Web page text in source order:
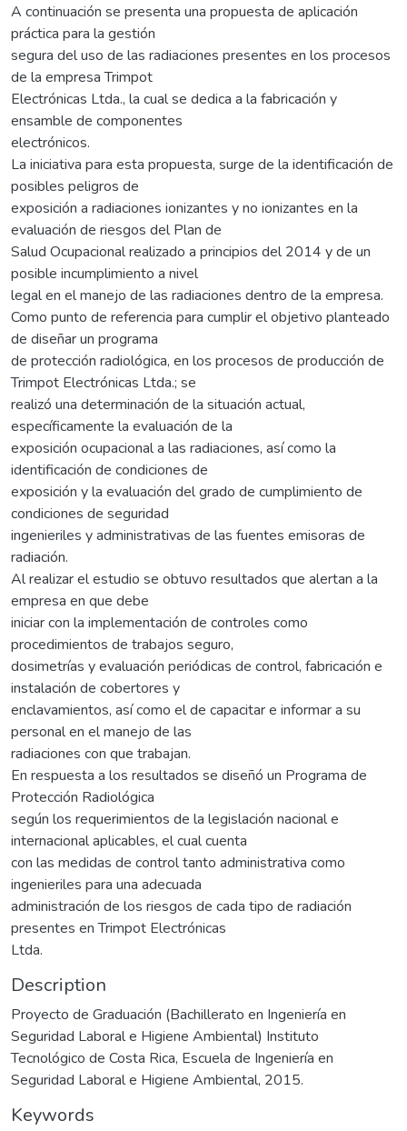
A continuación se presenta una propuesta de aplicación
práctica para la gestión
segura del uso de las radiaciones presentes en los procesos
de la empresa Trimpot
Electrónicas Ltda., la cual se dedica a la fabricación y
ensamble de componentes
electrónicos.
La iniciativa para esta propuesta, surge de la identificación de
posibles peligros de
exposición a radiaciones ionizantes y no ionizantes en la
evaluación de riesgos del Plan de
Salud Ocupacional realizado a principios del 2014 y de un
posible incumplimiento a nivel
legal en el manejo de las radiaciones dentro de la empresa.
Como punto de referencia para cumplir el objetivo planteado
de diseñar un programa
de protección radiológica, en los procesos de producción de
Trimpot Electrónicas Ltda.; se
realizó una determinación de la situación actual,
específicamente la evaluación de la
exposición ocupacional a las radiaciones, así como la
identificación de condiciones de
exposición y la evaluación del grado de cumplimiento de
condiciones de seguridad
ingenieriles y administrativas de las fuentes emisoras de
radiación.
Al realizar el estudio se obtuvo resultados que alertan a la
empresa en que debe
iniciar con la implementación de controles como
procedimientos de trabajos seguro,
dosimetrías y evaluación periódicas de control, fabricación e
instalación de cobertores y
enclavamientos, así como el de capacitar e informar a su
personal en el manejo de las
radiaciones con que trabajan.
En respuesta a los resultados se diseñó un Programa de
Protección Radiológica
según los requerimientos de la legislación nacional e
internacional aplicables, el cual cuenta
con las medidas de control tanto administrativa como
ingenieriles para una adecuada
administración de los riesgos de cada tipo de radiación
presentes en Trimpot Electrónicas
Ltda.
Description
Proyecto de Graduación (Bachillerato en Ingeniería en
Seguridad Laboral e Higiene Ambiental) Instituto
Tecnológico de Costa Rica, Escuela de Ingeniería en
Seguridad Laboral e Higiene Ambiental, 2015.
Keywords